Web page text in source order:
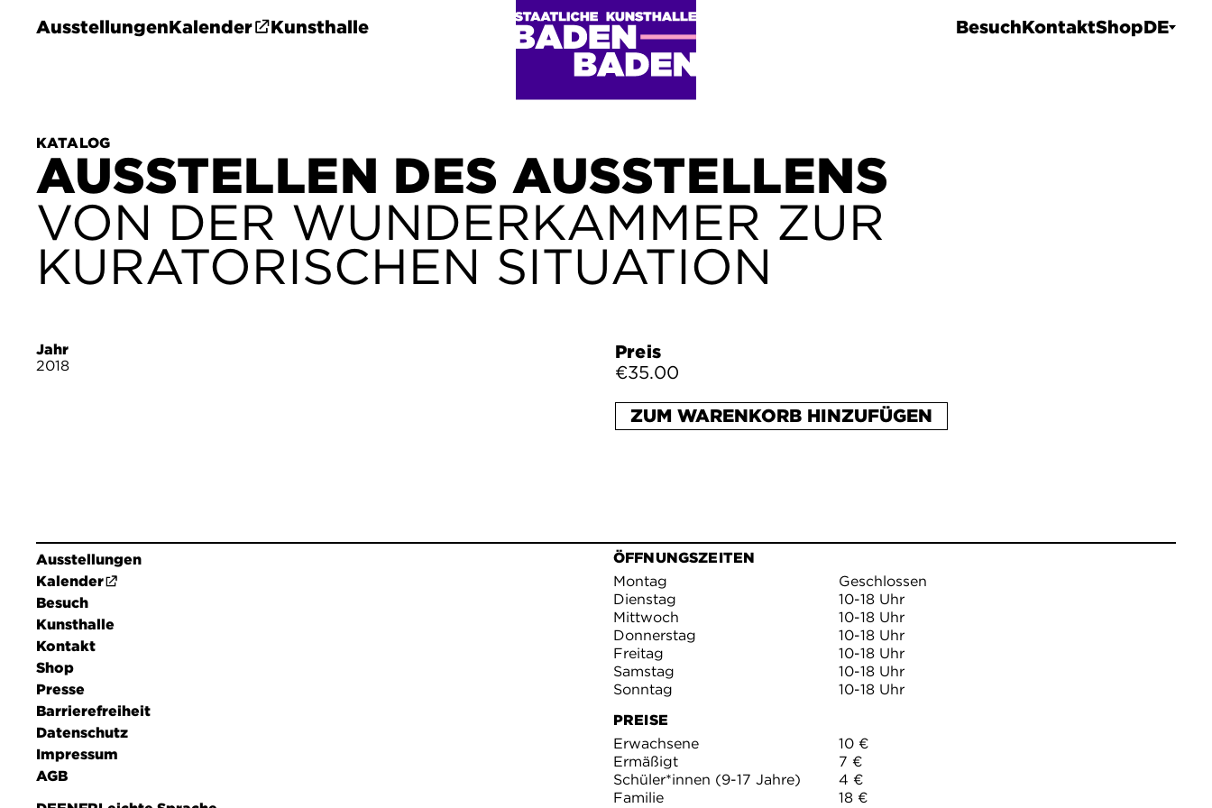
AusstellungenKalender Kunsthalle BesuchKontaktShopDE
KATALOG
AUSSTELLEN DES AUSSTELLENS
VON DER WUNDERKAMMER ZUR
KURATORISCHEN SITUATION
Jahr
2018
Preis
€35.00
ZUM WARENKORB HINZUFÜGEN
Ausstellungen
Kalender
Besuch
Kunsthalle
Kontakt
Shop
Presse
Barrierefreiheit
Datenschutz
Impressum
AGB
ÖFFNUNGSZEITEN
Montag
Geschlossen
Dienstag
10-18 Uhr
Mittwoch
10-18 Uhr
Donnerstag
10-18 Uhr
Freitag
10-18 Uhr
Samstag
10-18 Uhr
Sonntag
10-18 Uhr
PREISE
Erwachsene
10 €
Ermäßigt
7 €
Schüler*innen (9-17 Jahre)
4 €
Familie
18 €